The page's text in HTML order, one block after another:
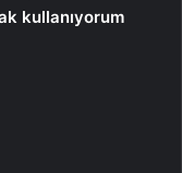
kullanıyorum